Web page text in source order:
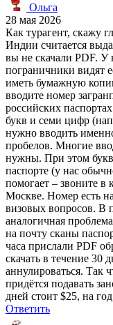
Ольга
28 мая 2026
Как турагент, скажу
Индии считается
вы не скачали PDF. У
пограничники видят
иметь бумажную
вводите номер
российских
букв и семи цифр
нужно вводить
пробелов. Многие
нужны. При этом
паспорте (у нас
помогает – звоните в
Москве. Номер есть
визовых вопросов. В
аналогичная
на почту сканы
часа прислали PDF
скачать в течение 30
аннулироваться. Так
придётся подавать
дней стоит $25, на
Ответить